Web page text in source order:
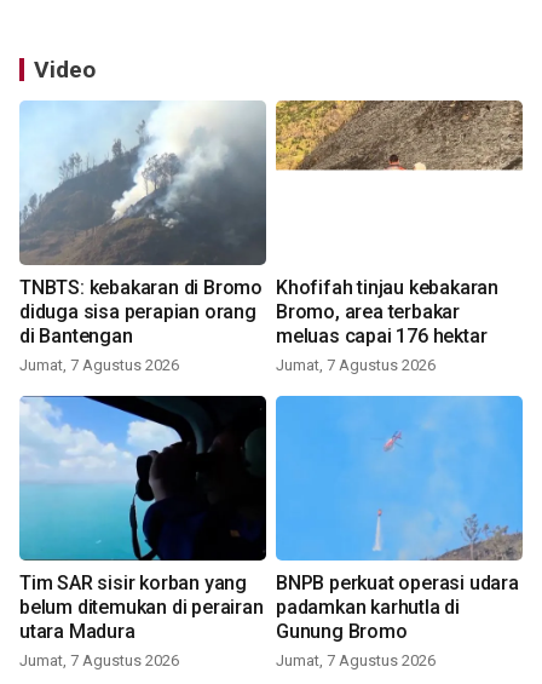
Video
TNBTS: kebakaran di Bromo
diduga sisa perapian orang
di Bantengan
Jumat, 7 Agustus 2026
Khofifah tinjau kebakaran
Bromo, area terbakar
meluas capai 176 hektar
Jumat, 7 Agustus 2026
Tim SAR sisir korban yang
belum ditemukan di perairan
utara Madura
Jumat, 7 Agustus 2026
BNPB perkuat operasi udara
padamkan karhutla di
Gunung Bromo
Jumat, 7 Agustus 2026